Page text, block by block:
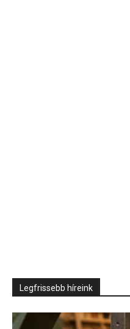
Legfrissebb híreink